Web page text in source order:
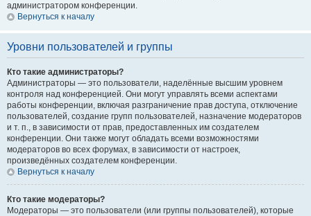
администратором конференции.
Вернуться к началу
Уровни пользователей и группы
Кто такие администраторы?
Администраторы — это пользователи, наделённые высшим уровнем
контроля над конференцией. Они могут управлять всеми аспектами
работы конференции, включая разграничение прав доступа, отключение
пользователей, создание групп пользователей, назначение модераторов
и т. п., в зависимости от прав, предоставленных им создателем
конференции. Они также могут обладать всеми возможностями
модераторов во всех форумах, в зависимости от настроек,
произведённых создателем конференции.
Вернуться к началу
Кто такие модераторы?
Модераторы — это пользователи (или группы пользователей), которые